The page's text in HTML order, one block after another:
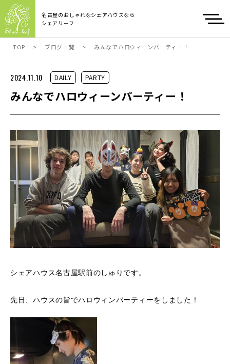
名古屋のおしゃれなシェアハウスなら
シェアリーフ
TOP > ブログ一覧 > みんなでハロウィーンパーティー！
2024.11.10 DAILY PARTY
みんなでハロウィーンパーティー！
シェアハウス名古屋駅前のしゅりです。
先日、ハウスの皆でハロウィンパーティーをしました！